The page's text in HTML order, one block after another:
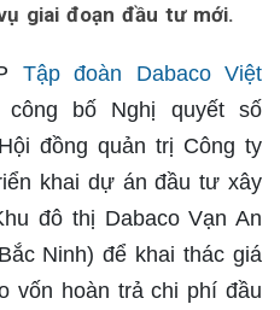
giai đoạn đầu tư mới.
Tập đoàn Dabaco Việt
công bố Nghị quyết số
đồng quản trị Công ty
khai dự án đầu tư xây
đô thị Dabaco Vạn An
Ninh) để khai thác giá
vốn hoàn trả chi phí đầu